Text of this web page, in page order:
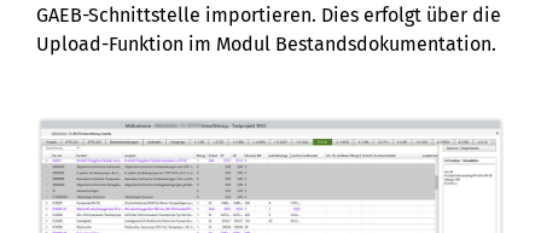
GAEB-Schnittstelle importieren. Dies erfolgt über die
Upload-Funktion im Modul Bestandsdokumentation.